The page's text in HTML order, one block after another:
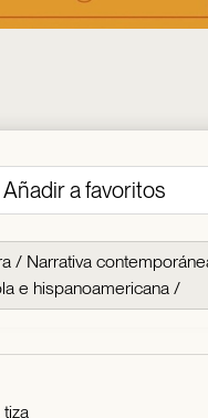
Añadir a favoritos
/ Narrativa
e hispanoamericana /